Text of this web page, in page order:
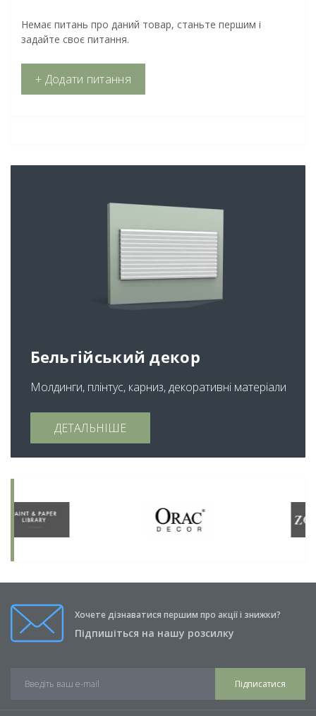
Немає питань про даний товар, станьте першим і
задайте своє питання.
+ Додати питання
Бельгійський декор
Молдинги, плінтус, карниз, декоративні матеріали
ДЕТАЛЬНІШЕ
Хочете дізнаватися першим про акції і знижки?
Підпишіться на нашу розсилку
Підписатися